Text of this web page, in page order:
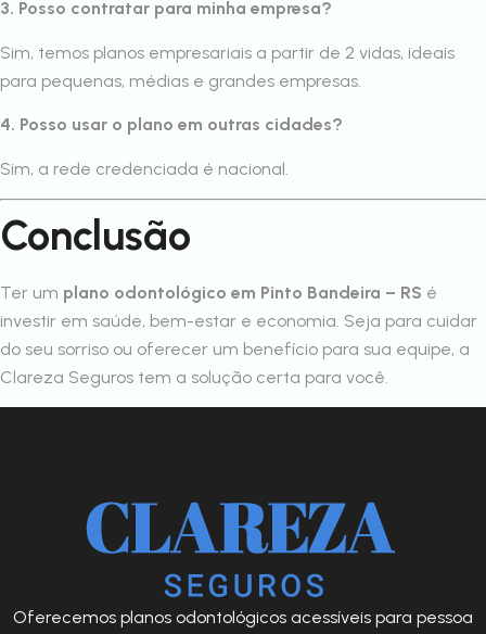
3. Posso contratar para minha empresa?
Sim, temos planos empresariais a partir de 2 vidas, ideais
para pequenas, médias e grandes empresas.
4. Posso usar o plano em outras cidades?
Sim, a rede credenciada é nacional.
Conclusão
Ter um plano odontológico em Pinto Bandeira – RS é
investir em saúde, bem-estar e economia. Seja para cuidar
do seu sorriso ou oferecer um benefício para sua equipe, a
Clareza Seguros tem a solução certa para você.
Oferecemos planos odontológicos acessíveis para pessoa